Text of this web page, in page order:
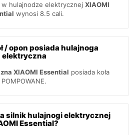
w hulajnodze elektrycznej XIAOMI
wynosi 8.5 cali.
/ opon posiada hulajnoga
elektryczna
XIAOMI Essential posiada koła
POMPOWANE.
silnik hulajnogi elektrycznej
Essential?